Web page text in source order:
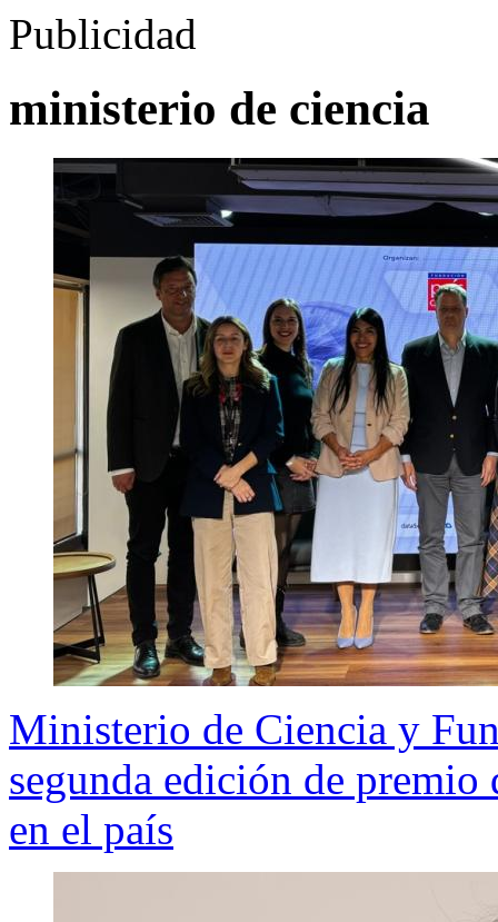
Publicidad
ministerio de ciencia
Ministerio de Ciencia y
segunda edición de premio
en el país